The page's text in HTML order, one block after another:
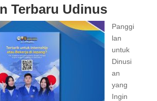
Terbaru Udinus
Panggi
lan
untuk
Dinusi
an
yang
Ingin